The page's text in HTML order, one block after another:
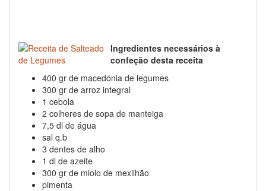
Ingredientes necessários à
confeção desta receita
400 gr de macedónia de legumes
300 gr de arroz integral
1 cebola
2 colheres de sopa de manteiga
7,5 dl de água
sal q.b
3 dentes de alho
1 dl de azeite
300 gr de miolo de mexilhão
pimenta